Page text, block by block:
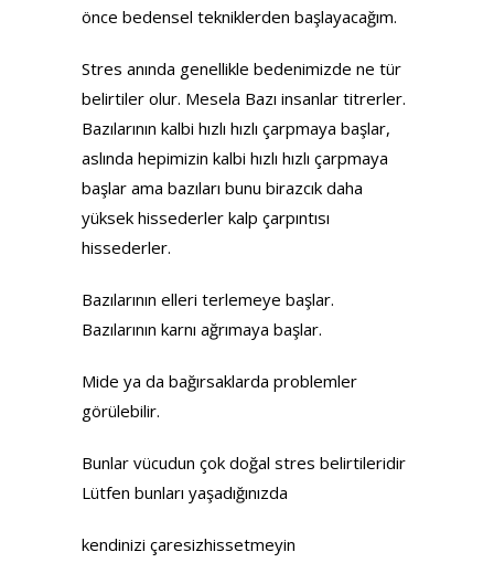
önce bedensel tekniklerden başlayacağım.
Stres anında genellikle bedenimizde ne tür
belirtiler olur. Mesela Bazı insanlar titrerler.
Bazılarının kalbi hızlı hızlı çarpmaya başlar,
aslında hepimizin kalbi hızlı hızlı çarpmaya
başlar ama bazıları bunu birazcık daha
yüksek hissederler kalp çarpıntısı
hissederler.
Bazılarının elleri terlemeye başlar.
Bazılarının karnı ağrımaya başlar.
Mide ya da bağırsaklarda problemler
görülebilir.
Bunlar vücudun çok doğal stres belirtileridir
Lütfen bunları yaşadığınızda
kendinizi çaresizhissetmeyin